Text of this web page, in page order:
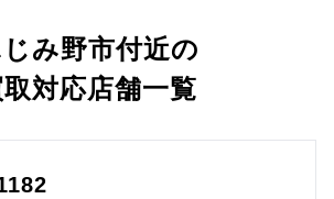
み野市付近の
取対応店舗一覧